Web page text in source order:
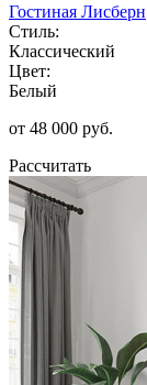
Гостиная Лисберн
Стиль:
Классический
Цвет:
Белый
от 48 000 руб.
Рассчитать